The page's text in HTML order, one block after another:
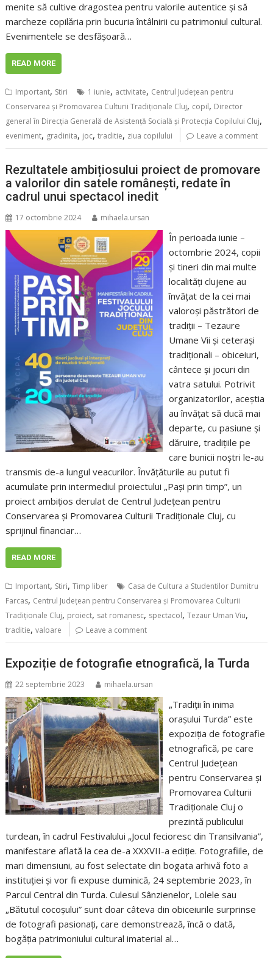
menite să cultive dragostea pentru valorile autentice și să
marcheze copilăria prin bucuria întâlnirii cu patrimoniul cultural.
Evenimentele se desfășoară…
READ MORE
Important, Stiri 1 iunie, activitate, Centrul Județean pentru
Conservarea și Promovarea Culturii Tradiționale Cluj, copil, Director
general în Direcţia Generală de Asistenţă Socială şi Protecţia Copilului Cluj,
eveniment, gradinita, joc,traditie, ziua copilului Leave a comment
Rezultatele ambițiosului proiect de promovare
a valorilor din satele românești, redate în
cadrul unui spectacol inedit
17 octombrie 2024 mihaela.ursan
În perioada iunie –
octombrie 2024, copii
și tineri din mai multe
localități clujene au
învățat de la cei mai
valoroși păstrători de
tradiții – Tezaure
Umane Vii și ceterași
tradiționali – obiceiuri,
cântece și jocuri din
vatra satului. Potrivit
organizatorilor, aceștia
au învățat să ducă mai
departe, cu pasiune și
dăruire, tradițiile pe
care bunicii noștri le-au
transmis de-a lungul veacurilor. Învățăturile au putut fi
acumulate prin intermediul proiectului „Pași prin timp”, un
proiect ambițios derulat de Centrul Județean pentru
Conservarea și Promovarea Culturii Tradiționale Cluj, cu
sprijinul financiar…
READ MORE
Important, Stiri,Timp liber
Casa de Cultura a Studentilor Dumitru
Farcas, Centrul Județean pentru Conservarea și Promovarea Culturii
Tradiționale Cluj, proiect, sat romanesc, spectacol,Tezaur Uman Viu,
traditie,valoare Leave a comment
Expoziție de fotografie etnografică, la Turda
22 septembrie 2023 mihaela.ursan
„Tradiții în inima
orașului Turda” este
expoziția de fotografie
etnografică, pe care
Centrul Județean
pentru Conservarea și
Promovarea Culturii
Tradiționale Cluj o
prezintă publicului
turdean, în cadrul Festivalului „Jocul fecioresc din Transilvania”,
manifestare aflată la cea de-a XXXVII-a ediție. Fotografiile, de
mari dimensiuni, au fost selectate din bogata arhivă foto a
instituției și vor fi expuse duminică, 24 septembrie 2023, în
Parcul Central din Turda. Culesul Sânzienelor, Lolele sau
„Bătutul cocoșului” sunt doar câteva din obiceiurile surprinse
de fotografi pasionați, care demonstrează, încă o dată,
bogăția patrimoniului cultural imaterial al…